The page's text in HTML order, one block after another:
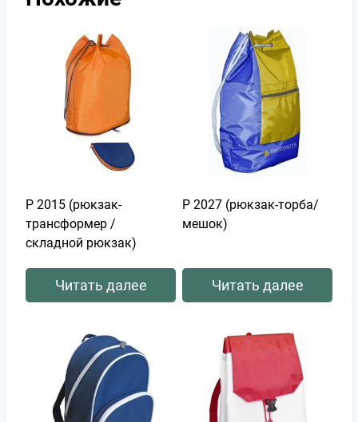
Р 2015 (рюкзак-
трансформер /
складной рюкзак)
Читать далее
Р 2027 (рюкзак-торба/
мешок)
Читать далее